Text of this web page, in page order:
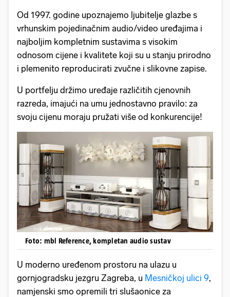
Od 1997. godine upoznajemo ljubitelje glazbe s
vrhunskim pojedinačnim audio/video uređajima i
najboljim kompletnim sustavima s visokim
odnosom cijene i kvalitete koji su u stanju prirodno
i plemenito reproducirati zvučne i slikovne zapise.
U portfelju držimo uređaje različitih cjenovnih
razreda, imajući na umu jednostavno pravilo: za
svoju cijenu moraju pružati više od konkurencije!
Foto: mbl Reference, kompletan audio sustav
U moderno uređenom prostoru na ulazu u
gornjogradsku jezgru Zagreba, u Mesničkoj ulici 9,
namjenski smo opremili tri slušaonice za